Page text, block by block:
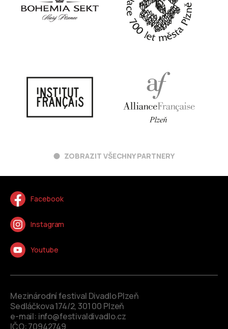
ZOBRAZIT VŠECHNY PARTNERY
Facebook
Instagram
Youtube
Mezinárodní festival Divadlo Plzeň
Sedláčkova 174/2, 301 00 Plzeň
e-mail: info@festivaldivadlo.cz
IČO: 70942749